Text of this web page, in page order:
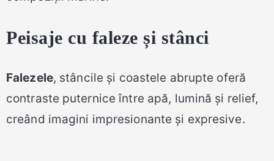
Peisaje cu faleze și stânci
Falezele, stâncile și coastele abrupte oferă
contraste puternice între apă, lumină și relief,
creând imagini impresionante și expresive.